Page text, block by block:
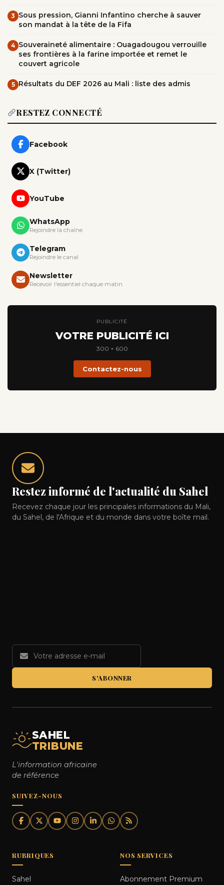
3 Sous pression, Gianni Infantino cherche à sauver
son mandat à la tête de la Fifa
4 Souveraineté alimentaire : Ouagadougou verrouille
ses frontières à la farine importée et remet le
couvert agricole
5 Résultats du DEF 2026 au Mali : liste des admis
RESTEZ CONNECTÉ
Facebook
X (Twitter)
YouTube
WhatsApp
Rejoindre la chaîne
Telegram
Rejoindre le canal
Newsletter
Recevoir l'essentiel chaque matin
PUBLICITÉ
VOTRE PUBLICITÉ ICI
300 × 600
Contactez-nous
Restez informé de l'actualité du Sahel
Recevez chaque jour les principales informations du Mali,
du Sahel, de l'Afrique et du monde dans votre boîte mail.
S'ABONNER
SAHEL
TRIBUNE
L'information africaine
de référence
SUIVEZ-NOUS
RUBRIQUES
Sahel
NOS SERVICES
Abonnement Premium